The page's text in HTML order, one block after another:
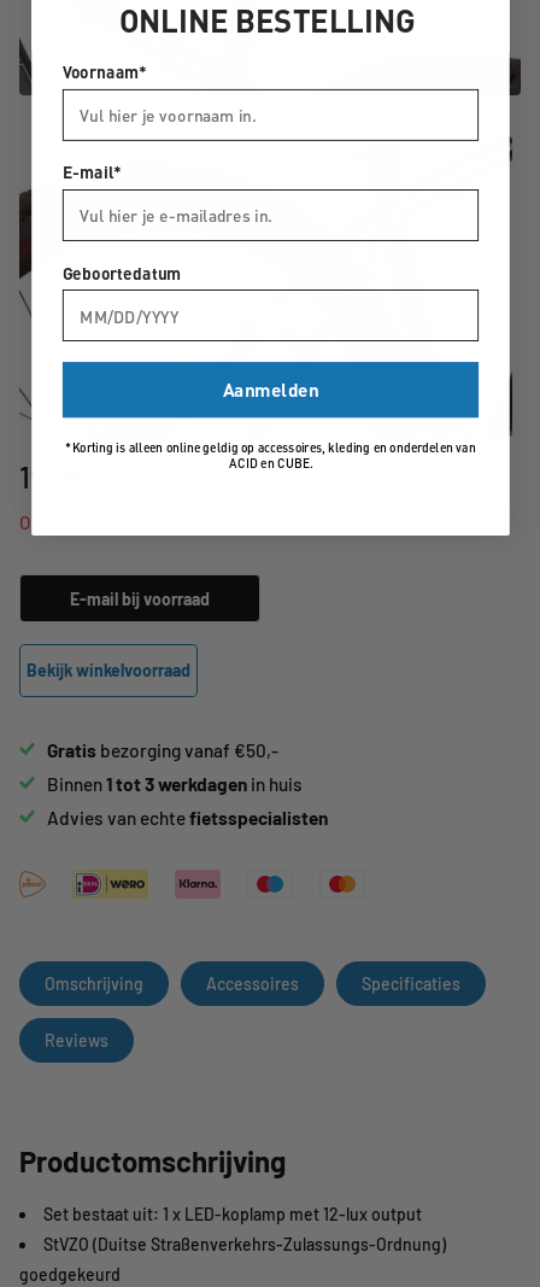
19,95
Online niet op voorraad
E-mail bij voorraad
Bekijk winkelvoorraad
Gratis bezorging vanaf €50,-
Binnen1 tot 3 werkdagen in huis
Advies van echtefietsspecialisten
Omschrijving Accessoires Specificaties
Reviews
Productomschrijving
Set bestaat uit: 1 x LED-koplamp met 12-lux output
StVZO (Duitse Straßenverkehrs-Zulassungs-Ordnung)
goedgekeurd
ONLINE BESTELLING
Voornaam*
E-mail*
Geboortedatum
Aanmelden
*Korting is alleen online geldig op accessoires, kleding en onderdelen van
ACID en CUBE.